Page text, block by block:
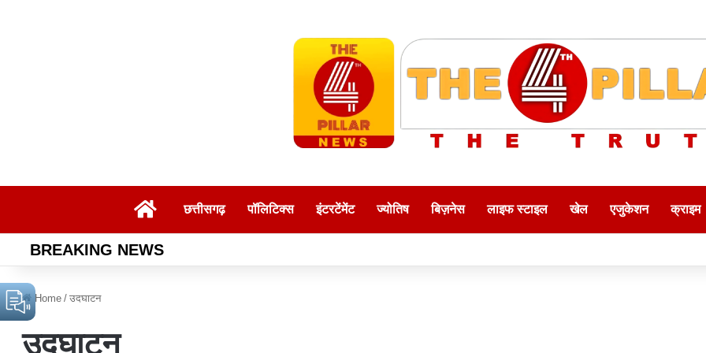
Homeछत्तीसगढ़ पॉलिटिक्स इंटरटेंमेंट ज्योतिष बिज़नेस लाइफ स्टाइल खेल एजुकेशन क्राइम
BREAKING NEWS
Home / उदघाटन
उदघाटन